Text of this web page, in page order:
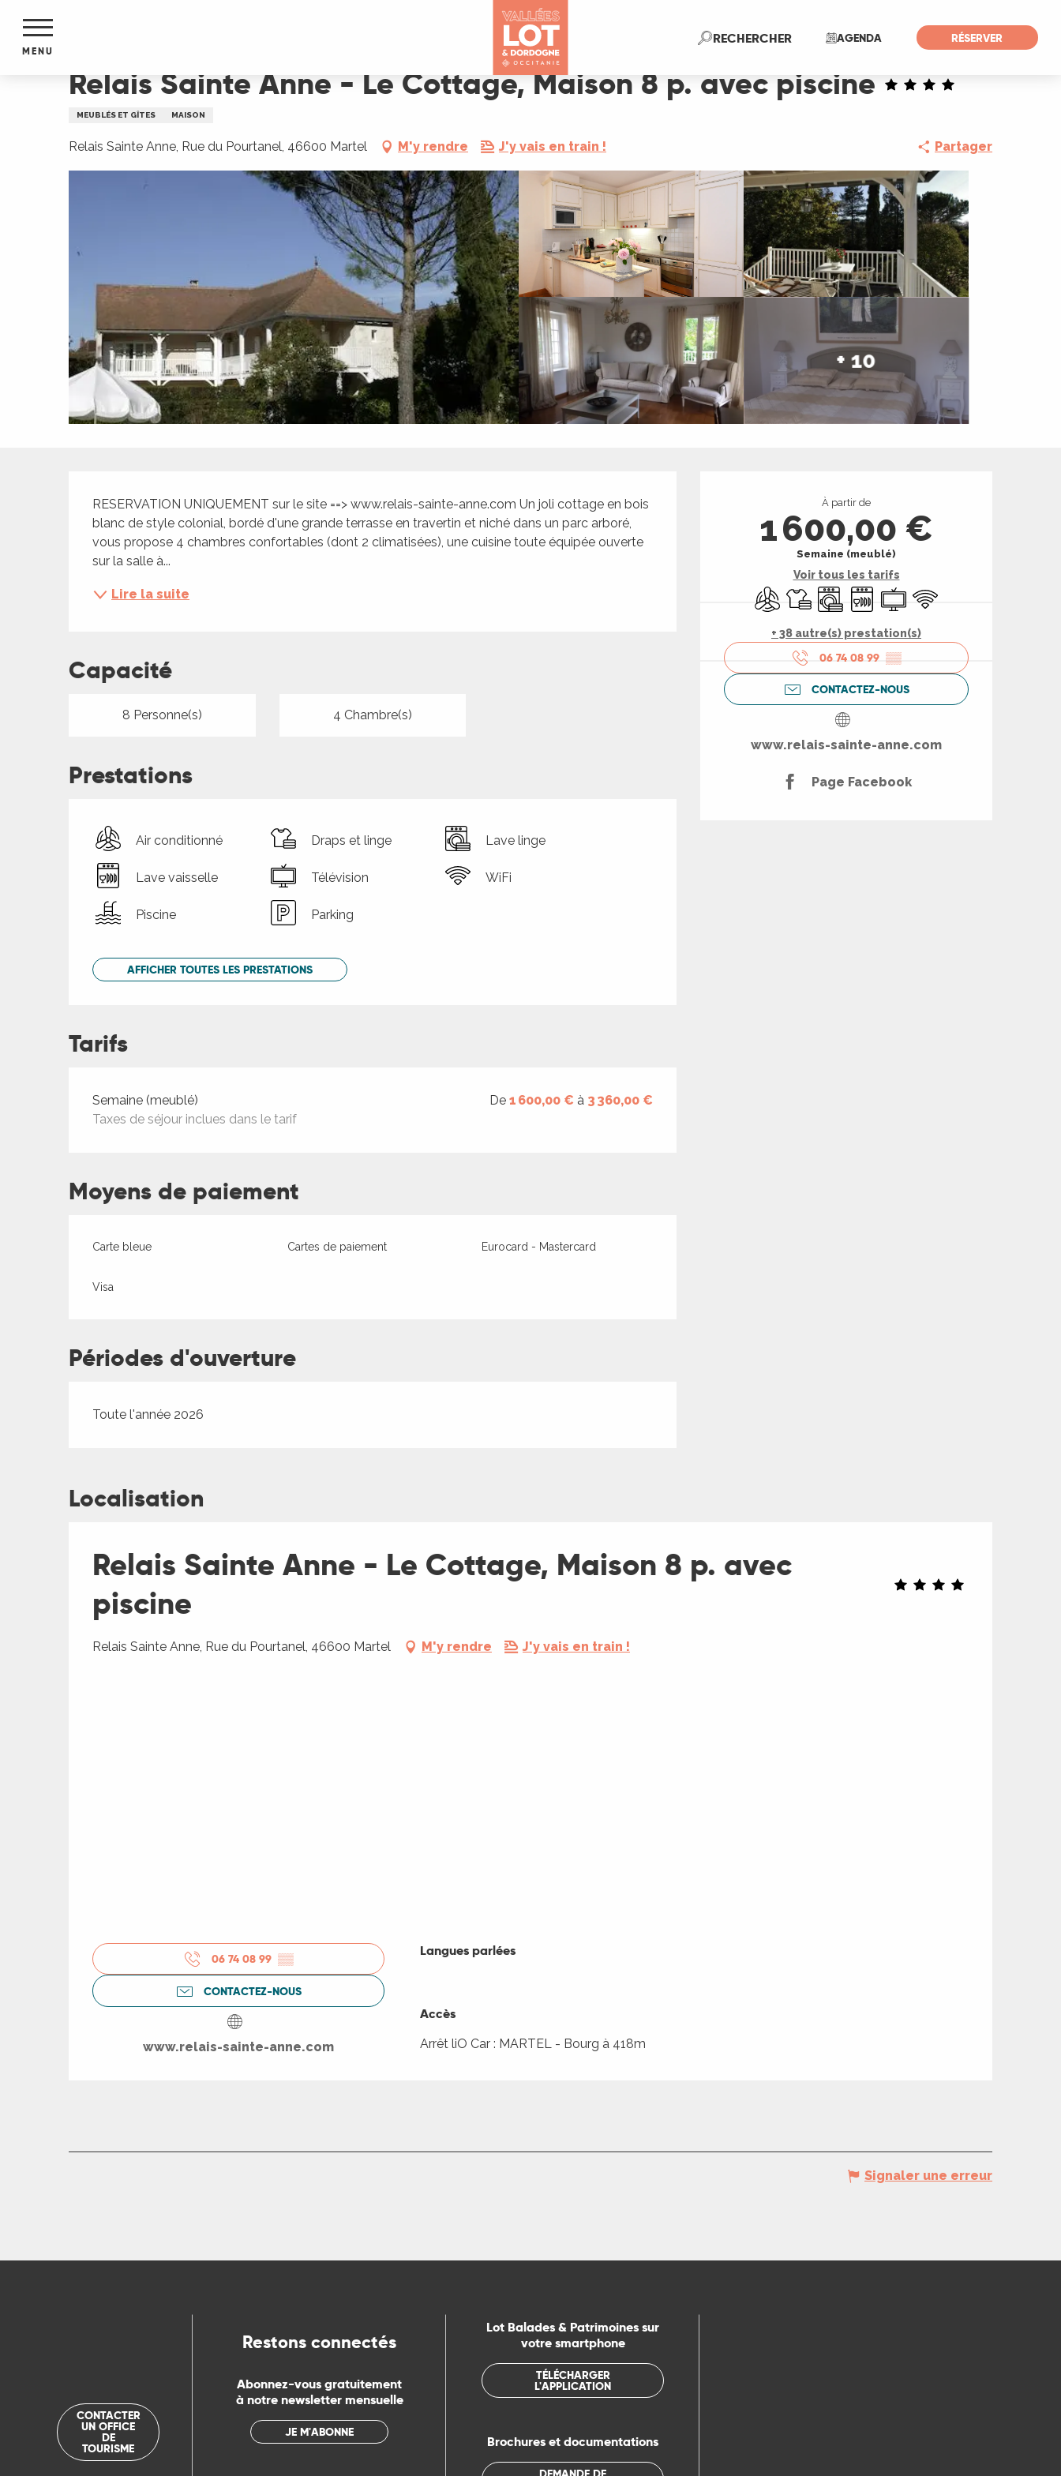
contenu
AGENDA RÉSERVER
RECHERCHERRecherche
MENU
Relais Sainte Anne - Le Cottage, Maison 8 p. avec piscine
MEUBLÉS ET GÎTES MAISON
Relais Sainte Anne, Rue du Pourtanel, 46600 Martel M'y rendre J'y vais en train ! Partager
+ 10
Ouverture et
À partir de
1 600,00 €
Semaine (meublé)
Voir tous les tarifs
Air conditionné
Draps et linge
Lave lingeLave vaisselle
Télévision
WiFi
+ 38 autre(s) prestation(s)
06 74 08 99 ▒▒
CONTACTEZ-NOUS
www.relais-sainte-anne.com
Page Facebook
Description
RESERVATION UNIQUEMENT sur le site ==> www.relais-sainte-anne.com Un joli cottage en bois
blanc de style colonial, bordé d'une grande terrasse en travertin et niché dans un parc arboré,
vous propose 4 chambres confortables (dont 2 climatisées), une cuisine toute équipée ouverte
sur la salle à...
Lire la suite
Capacité
8 Personne(s) 4 Chambre(s)
Prestations
Air conditionné Draps et linge Lave linge
Lave vaisselle Télévision WiFi
Piscine Parking
AFFICHER TOUTES LES PRESTATIONS
Tarifs
Tarifs 2026
Semaine (meublé)
Taxes de séjour inclues dans le tarif
De1 600,00 € à 3 360,00 €
Moyens de paiement
Carte bleue Cartes de paiement Eurocard - Mastercard
Visa
Périodes d'ouverture
Toute l'année 2026
Localisation
Relais Sainte Anne - Le Cottage, Maison 8 p. avec
piscine
Relais Sainte Anne, Rue du Pourtanel, 46600 Martel M'y rendre J'y vais en train !
06 74 08 99 ▒▒
CONTACTEZ-NOUS
www.relais-sainte-anne.com
Langues parlées
Langues parlées
Accès
Accès
Arrêt liO Car : MARTEL - Bourg à 418m
Signaler une erreur
CONTACTER
UN OFFICE
DE
TOURISME
Restons connectés
Abonnez-vous gratuitement
à notre newsletter mensuelle
JE M'ABONNE
Lot Balades & Patrimoines sur
votre smartphone
TÉLÉCHARGER
L'APPLICATION
Brochures et documentations